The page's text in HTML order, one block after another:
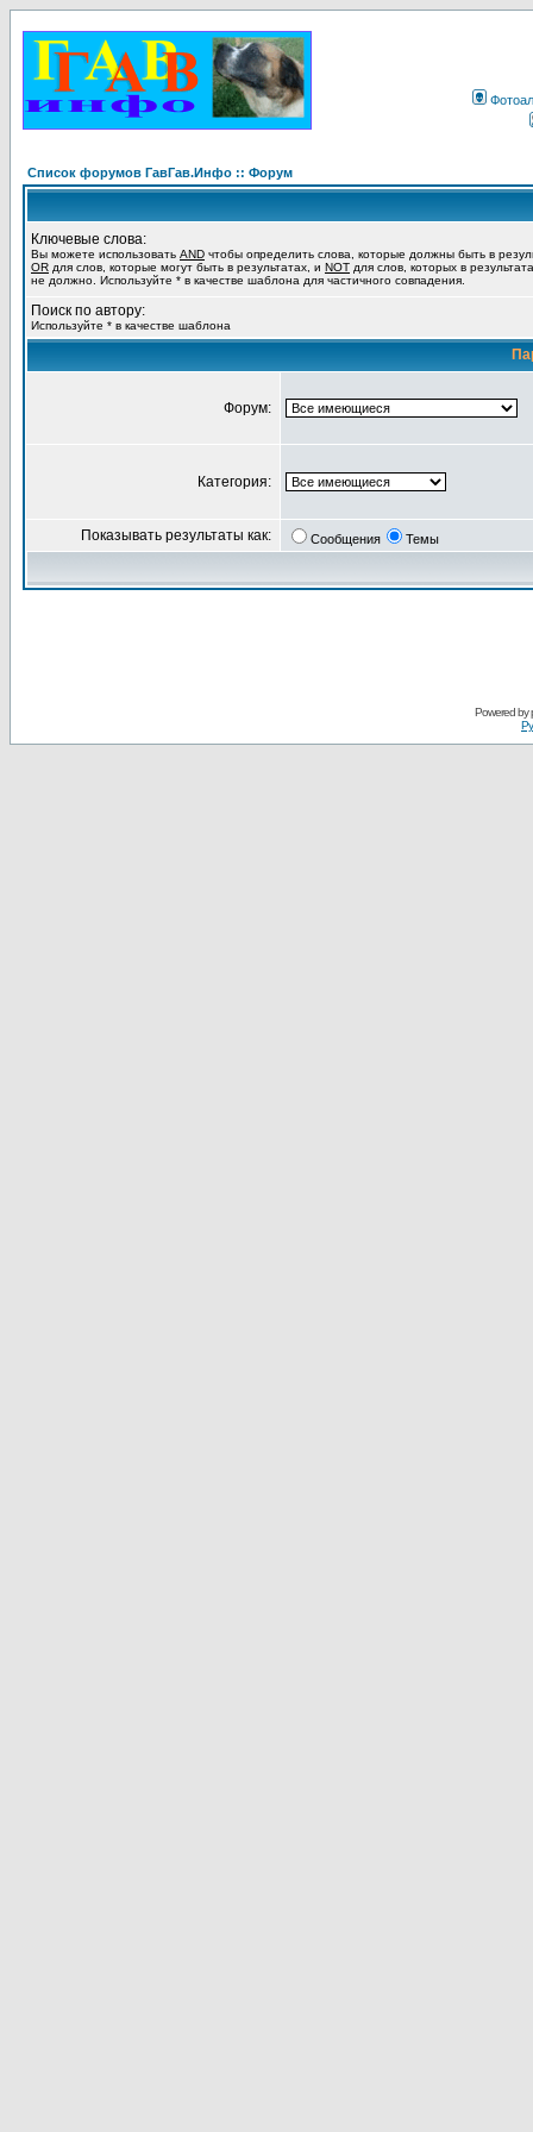
Список форумов ГавГав.Инфо :: Форум
Ключевые слова:
Вы можете использовать AND чтобы определить слова, которые должны быть в
OR для слов, которые могут быть в результатах, и NOT для слов, которых в
не должно. Используйте * в качестве шаблона для частичного совпадения.
Поиск по автору:
Используйте * в качестве шаблона
Форум:
Категория:
Показывать результаты как: Сообщения Темы
Powered by